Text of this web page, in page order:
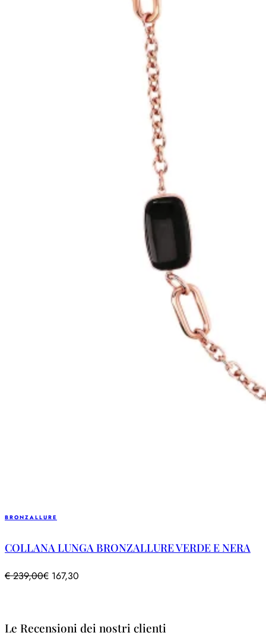
BRONZALLURE
COLLANA LUNGA BRONZALLURE VERDE E NERA
€239,00€ 167,30
Le Recensioni dei nostri clienti